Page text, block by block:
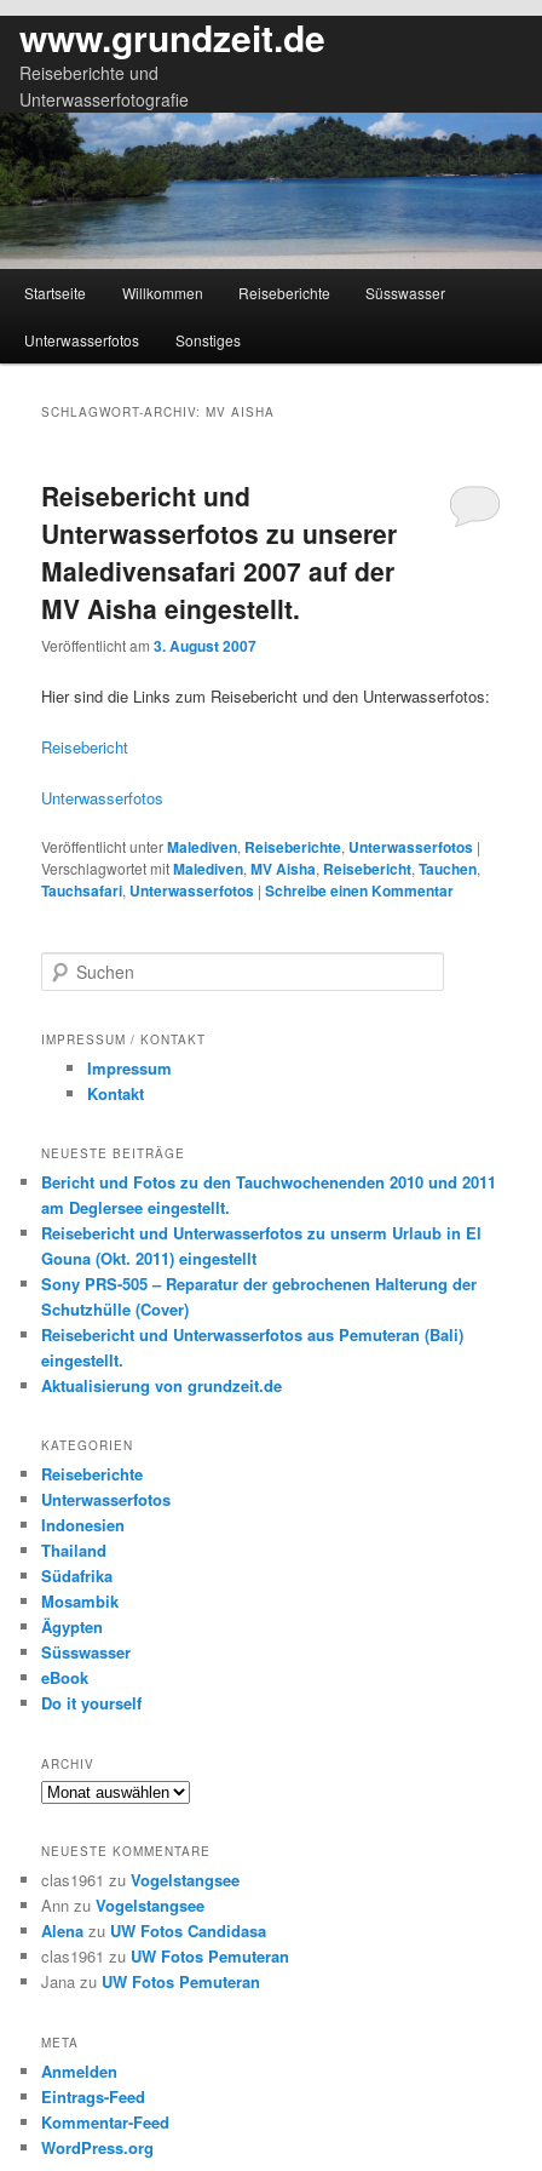
www.grundzeit.de
Reiseberichte und
Unterwasserfotografie
Zum
primären
Zum
sekundären
Startseite Willkommen Reiseberichte Süsswasser
Unterwasserfotos Sonstiges
SCHLAGWORT-ARCHIV:MV AISHA
Reisebericht und
Unterwasserfotos zu unserer
Maledivensafari 2007 auf der
MV Aisha eingestellt.
Veröffentlicht am3. August 2007
Hier sind die Links zum Reisebericht und den Unterwasserfotos:
Reisebericht
Unterwasserfotos
Veröffentlicht unterMalediven, Reiseberichte, Unterwasserfotos |
Verschlagwortet mitMalediven,MV Aisha, Reisebericht,Tauchen,
Tauchsafari, Unterwasserfotos |Schreibe einen Kommentar
u
h
IMPRESSUM / KONTAKT
Impressum
Kontakt
NEUESTE BEITRÄGE
Bericht und Fotos zu den Tauchwochenenden 2010 und 2011
am Deglersee eingestellt.
Reisebericht und Unterwasserfotos zu unserm Urlaub in El
Gouna (Okt. 2011) eingestellt
Sony PRS-505 – Reparatur der gebrochenen Halterung der
Schutzhülle (Cover)
Reisebericht und Unterwasserfotos aus Pemuteran (Bali)
eingestellt.
Aktualisierung von grundzeit.de
KATEGORIEN
Reiseberichte
Unterwasserfotos
Indonesien
Thailand
Südafrika
Mosambik
Ägypten
Süsswasser
eBook
Do it yourself
ARCHIV
Archiv
NEUESTE KOMMENTARE
clas1961 zuVogelstangsee
Ann zuVogelstangsee
Alena zu UW Fotos Candidasa
clas1961 zu UW Fotos Pemuteran
Jana zu UW Fotos Pemuteran
META
Anmelden
Eintrags-Feed
Kommentar-Feed
WordPress.org